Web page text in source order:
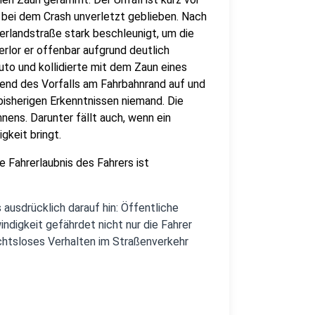
dem Crash unverletzt geblieben. Nach
stark beschleunigt, um die
er offenbar aufgrund deutlich
und kollidierte mit dem Zaun eines
des Vorfalls am Fahrbahnrand auf und
Erkenntnissen niemand. Die
Darunter fällt auch, wenn ein
bringt.
des Fahrers ist
darauf hin: Öffentliche
gefährdet nicht nur die Fahrer
Verhalten im Straßenverkehr